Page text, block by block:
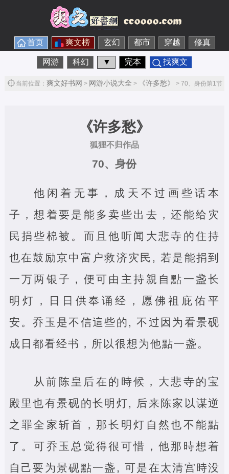
首页 爽文榜 玄幻 都市 穿越 修真
网游 科幻 ▼ 完本 找爽文
当前位置： 爽文好书网 > 网游小说大全 > 《许多愁》 > 70、身份第1节
《许多愁》
狐狸不归作品
70、身份
他闲着无事，成天不过画些话本
子，想着要是能多卖些出去，还能给灾
民捐些棉被。而且他听闻大悲寺的住持
也在鼓励京中富户救济灾民, 若是能捐到
一万两银子，便可由主持親自點一盏长
明灯，日日供奉诵经，愿佛祖庇佑平
安。乔玉是不信這些的, 不过因为看景砚
成日都看经书，所以很想为他點一盏。
从前陈皇后在的時候，大悲寺的宝
殿里也有景砚的长明灯, 后来陈家以谋逆
之罪全家斩首，那长明灯自然也不能點
了。可乔玉总觉得很可惜，他那時想着
自己要为景砚點一盏, 可是在太清宫時没